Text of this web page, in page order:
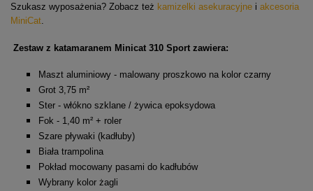
Szukasz wyposażenia? Zobacz też kamizelki asekuracyjne i akcesoria
MiniCat
Zestaw z katamaranem Minicat 310 Sport zawiera:
Maszt aluminiowy - malowany proszkowo na kolor czarny
Grot 3,75 m²
Ster - włókno szklane / żywica epoksydowa
Fok - 1,40 m² + roler
Szare pływaki (kadłuby)
Biała trampolina
Pokład mocowany pasami do kadłubów
Wybrany kolor żagli